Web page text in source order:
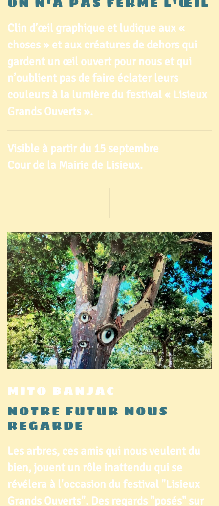
Clin d’œil graphique et ludique aux «
choses » et aux créatures de dehors qui
gardent un œil ouvert pour nous et qui
n’oublient pas de faire éclater leurs
couleurs à la lumière du festival « Lisieux
Grands Ouverts ».
Visible à partir du 15 septembre
Cour de la Mairie de Lisieux.
MITO BANJAC
NOTRE FUTUR NOUS
REGARDE
Les arbres, ces amis qui nous veulent du
bien, jouent un rôle inattendu qui se
révélera à l'occasion du festival "Lisieux
Grands Ouverts". Des regards "posés" sur